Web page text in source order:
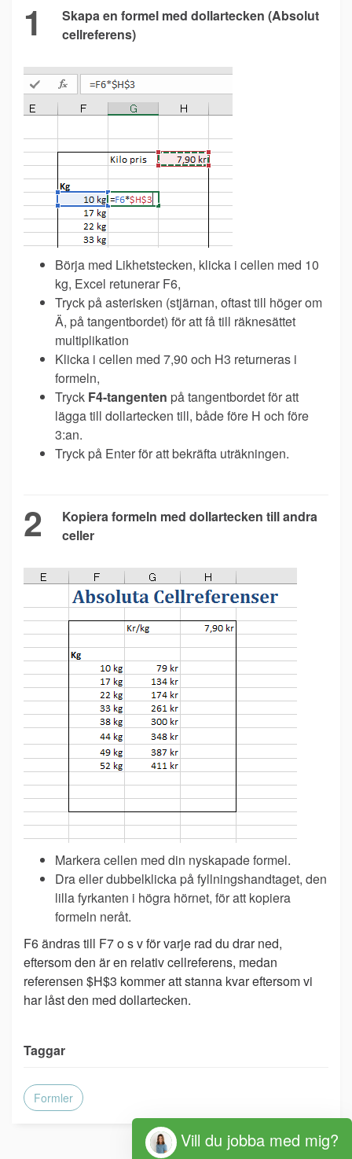
1
Skapa en formel med dollartecken (Absolut
cellreferens)
Börja med Likhetstecken, klicka i cellen med 10
kg, Excel retunerar F6,
Tryck på asterisken (stjärnan, oftast till höger om
Ä, på tangentbordet) för att få till räknesättet
multiplikation
Klicka i cellen med 7,90 och H3 returneras i
formeln,
Tryck F4-tangenten på tangentbordet för att
lägga till dollartecken till, både före H och före
3:an.
Tryck på Enter för att bekräfta uträkningen.
2
Kopiera formeln med dollartecken till andra
celler
Markera cellen med din nyskapade formel.
Dra eller dubbelklicka på fyllningshandtaget, den
lilla fyrkanten i högra hörnet, för att kopiera
formeln neråt.
F6 ändras till F7 o s v för varje rad du drar ned,
eftersom den är en relativ cellreferens, medan
referensen $H$3 kommer att stanna kvar eftersom vi
har låst den med dollartecken.
Taggar
Formler
Vill du jobba med mig?